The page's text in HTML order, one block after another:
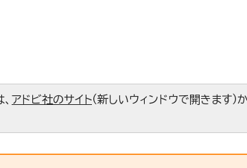
アドビ社のサイト（新しいウィンドウで開きます）